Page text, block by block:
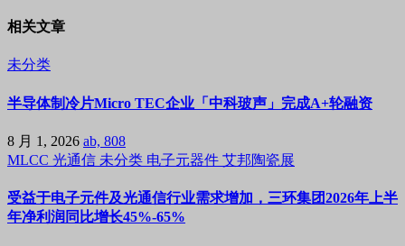
相关文章
未分类
半导体制冷片Micro TEC企业「中科玻声」完成A+轮融资
8 月 1, 2026 ab, 808
MLCC 光通信 未分类 电子元器件 艾邦陶瓷展
受益于电子元件及光通信行业需求增加，三环集团2026年上半
年净利润同比增长45%-65%